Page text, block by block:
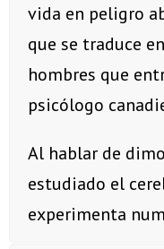
vida en peligro
que se traduce
hombres que
psicólogo
Al hablar de
estudiado el
experimenta